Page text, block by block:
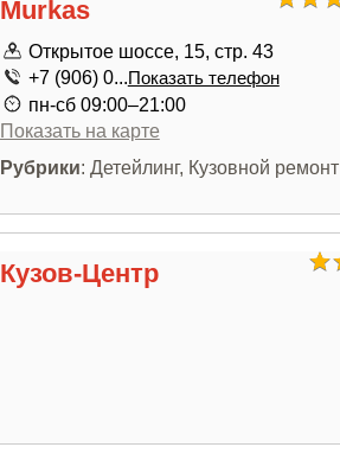
Murkas
Открытое шоссе, 15, стр. 43
+7 (906) 0...Показать телефон
пн-сб 09:00–21:00
Показать на карте
Рубрики: Детейлинг, Кузовной ремонт
Кузов-Центр